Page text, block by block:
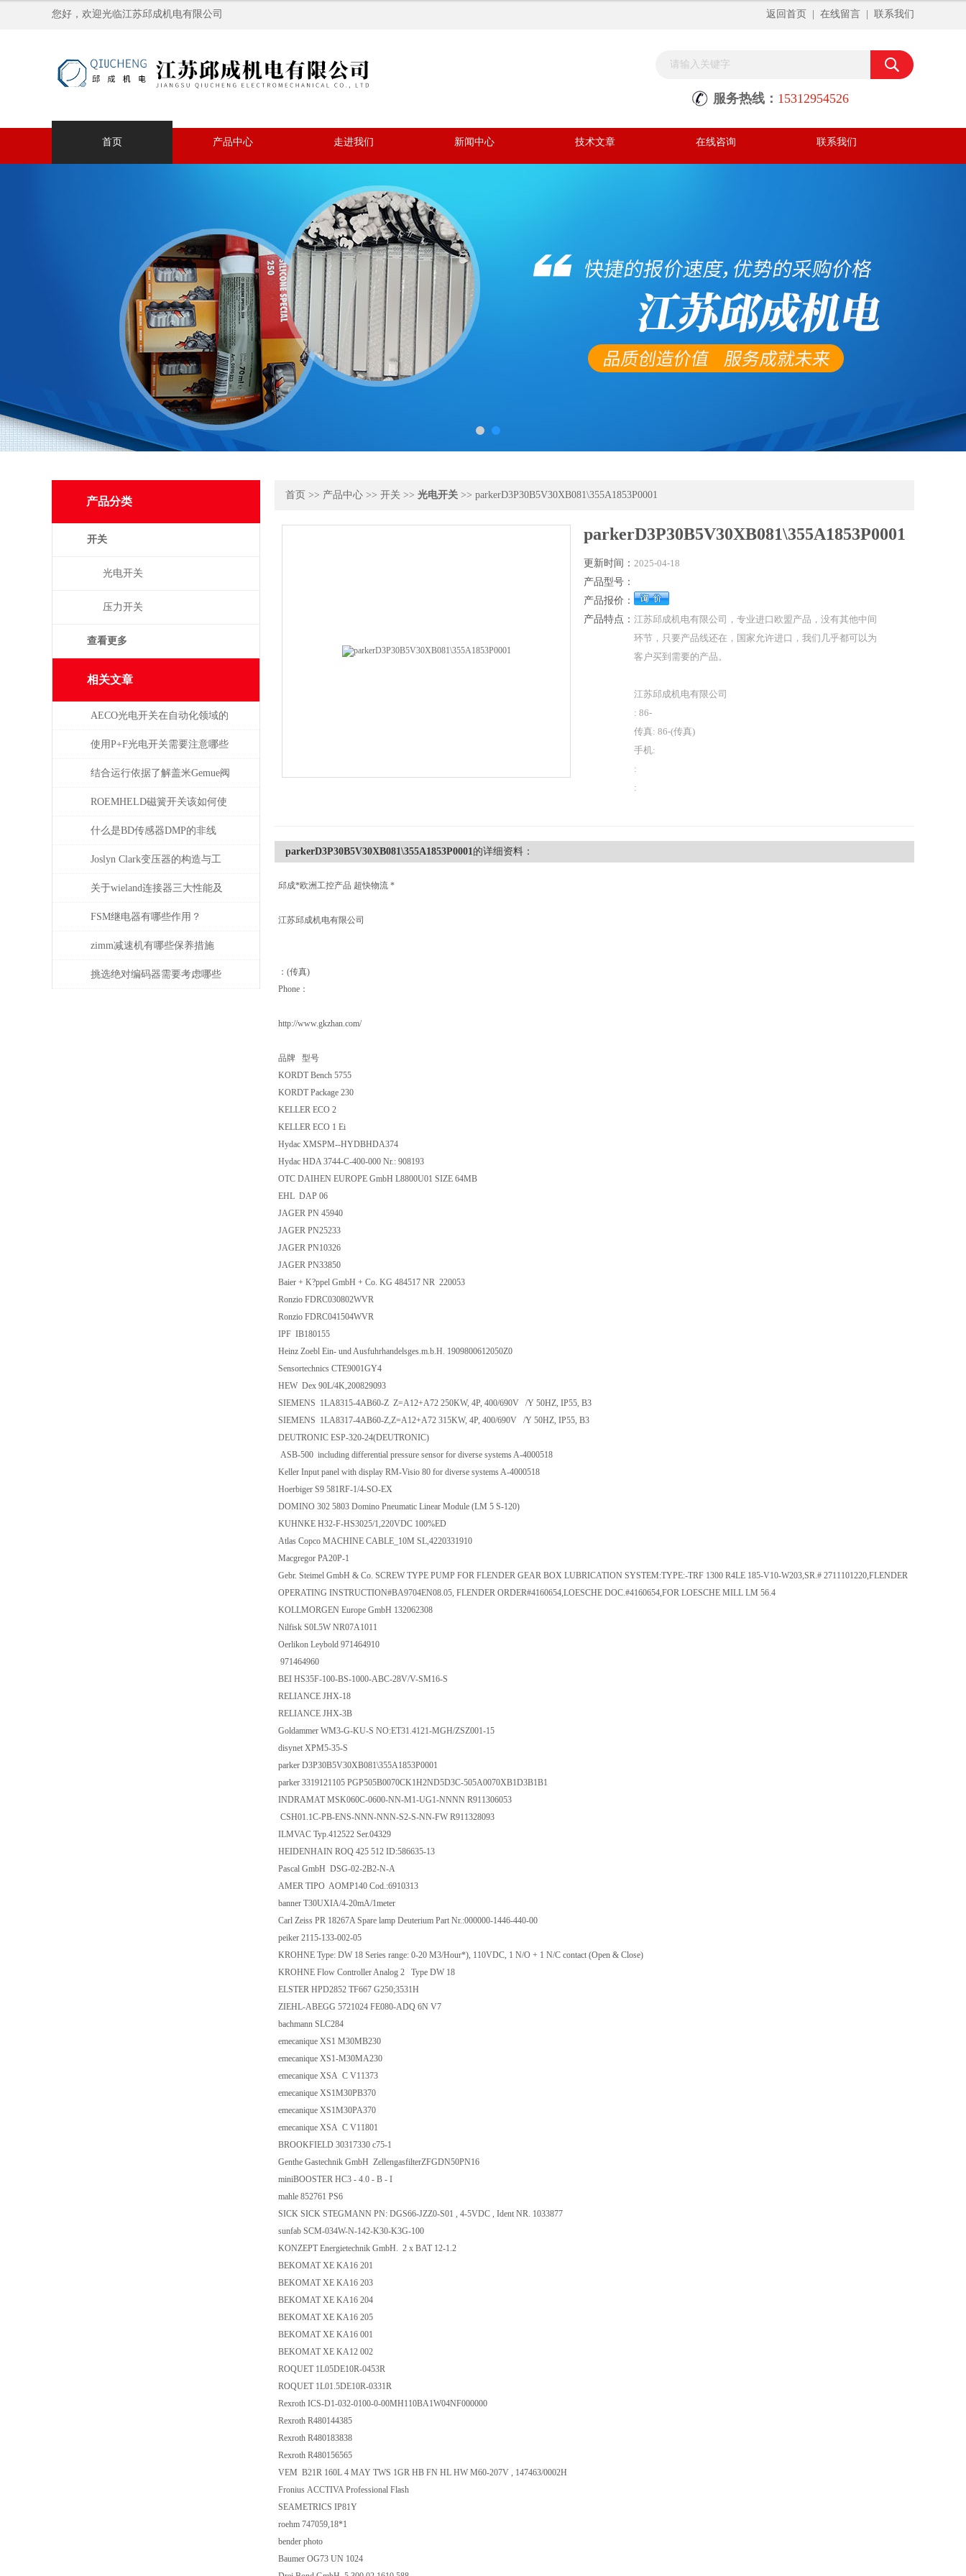
您好，欢迎光临江苏邱成机电有限公司 返回首页 在线留言 联系我们
服务热线： 15312954526
首页 产品中心 走进我们 新闻中心 技术文章 在线咨询 联系我们
产品分类
开关
光电开关
压力开关
查看更多
相关文章
AECO光电开关在自动化领域的
与应用
使用P+F光电开关需要注意哪些
问题？
结合运行依据了解盖米Gemue阀
门
ROEMHELD磁簧开关该如何使
干簧吸合？
什么是BD传感器DMP的非线
性，怎么产生的？
Joslyn Clark变压器的构造与工
作原理
关于wieland连接器三大性能及
重要性
FSM继电器有哪些作用？
zimm减速机有哪些保养措施
挑选绝对编码器需要考虑哪些
首页 >> 产品中心 >> 开关 >> 光电开关 >> parkerD3P30B5V30XB081\355A1853P0001
parkerD3P30B5V30XB081\355A1853P0001
更新时间： 2025-04-18
产品型号：
产品报价：
产品特点： 江苏邱成机电有限公司，专业进口欧盟产品，没有其他中间
环节，只要产品线还在，国家允许进口，我们几乎都可以为
客户买到需要的产品。
江苏邱成机电有限公司
: 86-
传真: 86-(传真)
手机:
:
:
parkerD3P30B5V30XB081\355A1853P0001的详细资料：
邱成*欧洲工控产品 超快物流 *
江苏邱成机电有限公司
：(传真)
Phone：
http://www.gkzhan.com/
品牌 型号
KORDT Bench 5755
KORDT Package 230
KELLER ECO 2
KELLER ECO 1 Ei
Hydac XMSPM--HYDBHDA374
Hydac HDA 3744-C-400-000 Nr.: 908193
OTC DAIHEN EUROPE GmbH L8800U01 SIZE 64MB
EHL DAP 06
JAGER PN 45940
JAGER PN25233
JAGER PN10326
JAGER PN33850
Baier + K?ppel GmbH + Co. KG 484517 NR 220053
Ronzio FDRC030802WVR
Ronzio FDRC041504WVR
IPF IB180155
Heinz Zoebl Ein- und Ausfuhrhandelsges.m.b.H. 1909800612050Z0
Sensortechnics CTE9001GY4
HEW Dex 90L/4K,200829093
SIEMENS 1LA8315-4AB60-Z Z=A12+A72 250KW, 4P, 400/690V /Y 50HZ, IP55, B3
SIEMENS 1LA8317-4AB60-Z,Z=A12+A72 315KW, 4P, 400/690V /Y 50HZ, IP55, B3
DEUTRONIC ESP-320-24(DEUTRONIC)
ASB-500 including differential pressure sensor for diverse systems A-4000518
Keller Input panel with display RM-Visio 80 for diverse systems A-4000518
Hoerbiger S9 581RF-1/4-SO-EX
DOMINO 302 5803 Domino Pneumatic Linear Module (LM 5 S-120)
KUHNKE H32-F-HS3025/1,220VDC 100%ED
Atlas Copco MACHINE CABLE_10M SL,4220331910
Macgregor PA20P-1
Gebr. Steimel GmbH & Co. SCREW TYPE PUMP FOR FLENDER GEAR BOX LUBRICATION SYSTEM:TYPE:-TRF 1300 R4LE 185-V10-W203,SR.# 2711101220,FLENDER
OPERATING INSTRUCTION#BA9704EN08.05, FLENDER ORDER#4160654,LOESCHE DOC.#4160654,FOR LOESCHE MILL LM 56.4
KOLLMORGEN Europe GmbH 132062308
Nilfisk S0L5W NR07A1011
Oerlikon Leybold 971464910
971464960
BEI HS35F-100-BS-1000-ABC-28V/V-SM16-S
RELIANCE JHX-18
RELIANCE JHX-3B
Goldammer WM3-G-KU-S NO:ET31.4121-MGH/ZSZ001-15
disynet XPM5-35-S
parker D3P30B5V30XB081\355A1853P0001
parker 3319121105 PGP505B0070CK1H2ND5D3C-505A0070XB1D3B1B1
INDRAMAT MSK060C-0600-NN-M1-UG1-NNNN R911306053
CSH01.1C-PB-ENS-NNN-NNN-S2-S-NN-FW R911328093
ILMVAC Typ.412522 Ser.04329
HEIDENHAIN ROQ 425 512 ID:586635-13
Pascal GmbH DSG-02-2B2-N-A
AMER TIPO AOMP140 Cod.:6910313
banner T30UXIA/4-20mA/1meter
Carl Zeiss PR 18267A Spare lamp Deuterium Part Nr.:000000-1446-440-00
peiker 2115-133-002-05
KROHNE Type: DW 18 Series range: 0-20 M3/Hour*), 110VDC, 1 N/O + 1 N/C contact (Open & Close)
KROHNE Flow Controller Analog 2 Type DW 18
ELSTER HPD2852 TF667 G250;3531H
ZIEHL-ABEGG 5721024 FE080-ADQ 6N V7
bachmann SLC284
emecanique XS1 M30MB230
emecanique XS1-M30MA230
emecanique XSA C V11373
emecanique XS1M30PB370
emecanique XS1M30PA370
emecanique XSA C V11801
BROOKFIELD 30317330 c75-1
Genthe Gastechnik GmbH ZellengasfilterZFGDN50PN16
miniBOOSTER HC3 - 4.0 - B - I
mahle 852761 PS6
SICK SICK STEGMANN PN: DGS66-JZZ0-S01 , 4-5VDC , Ident NR. 1033877
sunfab SCM-034W-N-142-K30-K3G-100
KONZEPT Energietechnik GmbH. 2 x BAT 12-1.2
BEKOMAT XE KA16 201
BEKOMAT XE KA16 203
BEKOMAT XE KA16 204
BEKOMAT XE KA16 205
BEKOMAT XE KA16 001
BEKOMAT XE KA12 002
ROQUET 1L05DE10R-0453R
ROQUET 1L01.5DE10R-0331R
Rexroth ICS-D1-032-0100-0-00MH110BA1W04NF000000
Rexroth R480144385
Rexroth R480183838
Rexroth R480156565
VEM B21R 160L 4 MAY TWS 1GR HB FN HL HW M60-207V , 147463/0002H
Fronius ACCTIVA Professional Flash
SEAMETRICS IP81Y
roehm 747059,18*1
bender photo
Baumer OG73 UN 1024